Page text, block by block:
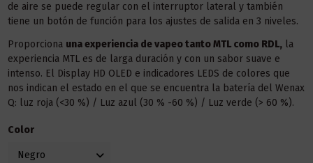
de aire se puede regular con el interruptor lateral y también
tiene un botón de función para los ajustes de salida en 3 niveles.
Proporciona una experiencia de vapeo tanto MTL como RDL,la
experiencia MTL es de larga duración y con un sabor suave e
intenso. El Display HD OLED e indicadores LEDS de colores que
nos indican el estado en el que se encuentra la batería del Wenax
Q: luz roja (<30 %) / Luz azul (30 % -60 %) / Luz verde (> 60 %).
Color